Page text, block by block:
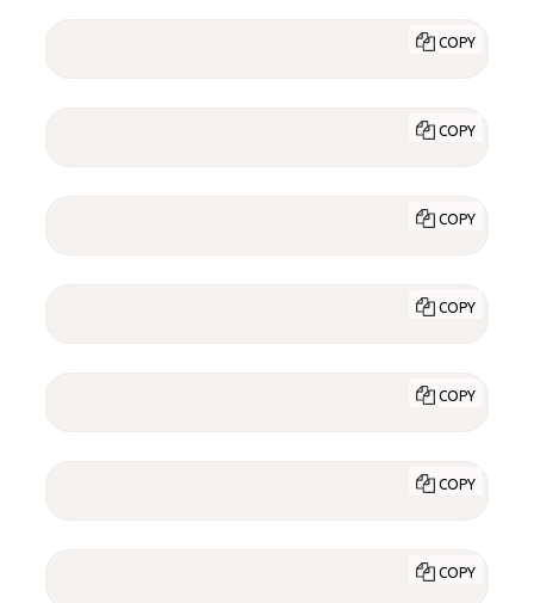
COPY
COPY
COPY
COPY
COPY
COPY
COPY